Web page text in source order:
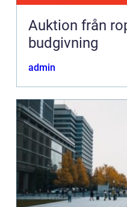
Auktion från ropklubba till digital
budgivning
admin